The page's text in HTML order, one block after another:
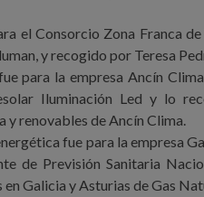
el Consorcio Zona Franca
y recogido por Teresa
para la empresa Ancín
Iluminación Led y lo
y renovables de Ancín Clima.
fue para la empresa
de Previsión Sanitaria
Galicia y Asturias de Gas